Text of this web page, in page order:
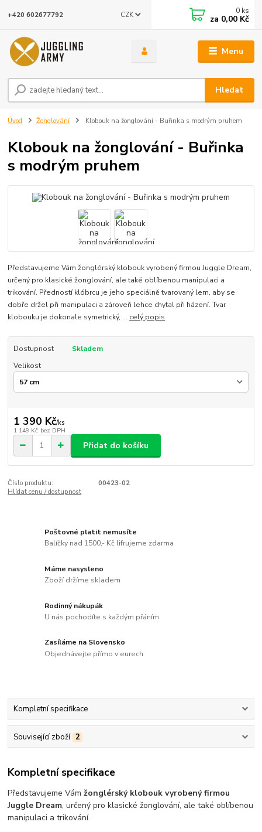
Menu
CZK
Hledat
+420 602677792 0 ks
za 0,00 Kč
Úvod Žonglování Klobouk na žonglování - Buřinka s modrým pruhem
Klobouk na žonglování - Buřinka
s modrým pruhem
Představujeme Vám žonglérský klobouk vyrobený firmou Juggle Dream,
určený pro klasické žonglování, ale také oblíbenou manipulaci a
trikování. Předností klóbrcu je jeho speciálně tvarovaný lem, aby se
dobře držel při manipulaci a zároveň lehce chytal při házení. Tvar
klobouku je dokonale symetrický, ... celý popis
Dostupnost
Skladem
Velikost
1 390 Kč/ks
1 149 Kč bez DPH
Přidat do košíku
Číslo produktu:
00423-02
Hlídat cenu / dostupnost
Poštovné platit nemusíte
Balíčky nad 1500,- Kč lifrujeme zdarma
Máme nasysleno
Zboží držíme skladem
Rodinný nákupák
U nás pochodíte s každým přáním
Zasíláme na Slovensko
Objednávejte přímo v eurech
Kompletní specifikace
Související zboží 2
Kompletní specifikace
Představujeme Vámžonglérský klobouk vyrobený firmou
Juggle Dream, určený pro klasické žonglování, ale také oblíbenou
manipulaci a trikování.